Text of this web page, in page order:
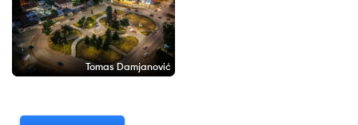
Tomas Damjanović